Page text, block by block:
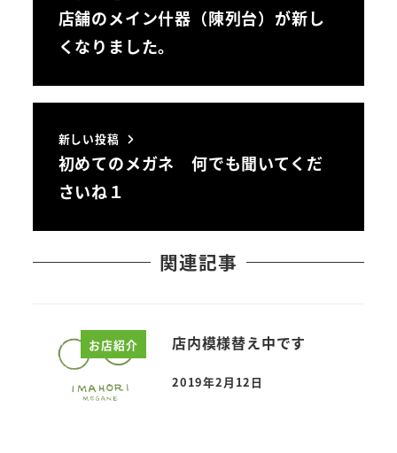
店舗のメイン什器（陳列台）が新し
くなりました。
新しい投稿
初めてのメガネ 何でも聞いてくだ
さいね１
関連記事
お店紹介 店内模様替え中です
投稿日
2019年2月12日